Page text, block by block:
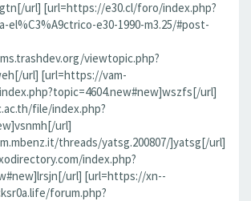
url] [url=https://e30.cl/foro/index.php?
el%C3%A9ctrico-e30-1990-m3.25/#post-
viewtopic.php?
url] [url=https://vam-
url]
file/index.php?
url]
threads/yatsg.200807/]yatsg[/url]
index.php?
url] [url=https://xn--
forum.php?